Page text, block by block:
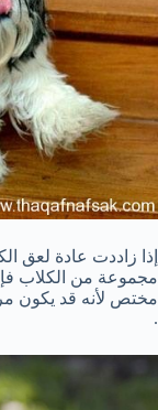
إذا زاددت عادة لعق
مجموعة من الكلاب
مختص لأنه قد يكون
.